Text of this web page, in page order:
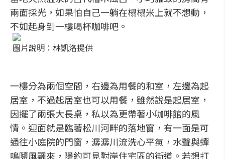
兩面採光，如果怕自己一躺在榻榻米上就不想動，
不如起身到一樓喝杯咖啡吧。
圖片說明：林凱洛提供
一樓分為兩個空間，右邊為用餐的和室，左邊為起
居室，不過起居室也可以用餐，雖然說是起居室，
因擺了兩張大長桌，私以為更帶著小咖啡館的風
情。迎面就是臨著松川河畔的落地窗，有一面是可
通往小庭院的門窗，潺潺川流洗心平氣，水聲與蟬
鳴隨風飄來，隱約可見對岸住宅區的街道。若想打